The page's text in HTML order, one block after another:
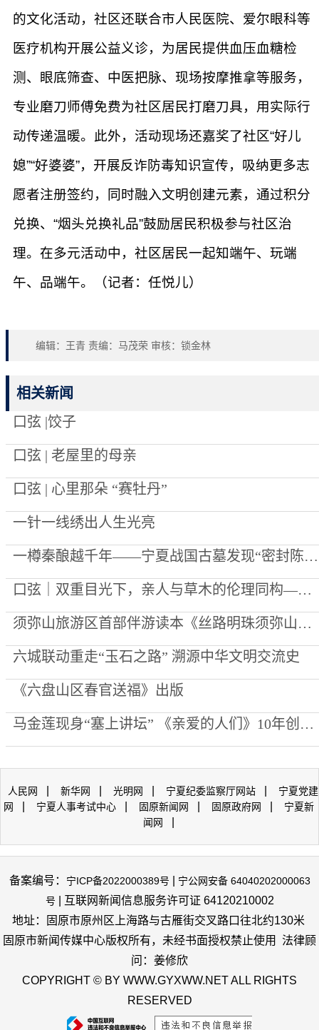
的文化活动，社区还联合市人民医院、爱尔眼科等
医疗机构开展公益义诊，为居民提供血压血糖检
测、眼底筛查、中医把脉、现场按摩推拿等服务，
专业磨刀师傅免费为社区居民打磨刀具，用实际行
动传递温暖。此外，活动现场还嘉奖了社区“好儿
媳”“好婆婆”，开展反诈防毒知识宣传，吸纳更多志
愿者注册签约，同时融入文明创建元素，通过积分
兑换、“烟头兑换礼品”鼓励居民积极参与社区治
理。在多元活动中，社区居民一起知端午、玩端
午、品端午。（记者：任悦儿）
编辑：王青 责编：马茂荣 审核：锁金林
相关新闻
口弦 |饺子
口弦 | 老屋里的母亲
口弦 | 心里那朵 “赛牡丹”
一针一线绣出人生光亮
一樽秦酿越千年——宁夏战国古墓发现“密封陈酿”始末
口弦｜双重目光下，亲人与草木的伦理同构——评李向菊诗集《每一棵草都被深爱过》
须弥山旅游区首部伴游读本《丝路明珠须弥山》出版
六城联动重走“玉石之路” 溯源中华文明交流史
《六盘山区春官送福》出版
马金莲现身“塞上讲坛” 《亲爱的人们》10年创作心路公开
人民网 新华网 光明网 宁夏纪委监察厅网站
宁夏党建
网
宁夏人事考试中心 固原新闻网 固原政府网
宁夏新
闻网
备案编号： 宁ICP备2022000389号
宁公网安备 64040202000063
号 | 互联网新闻信息服务许可证 64120210002
地址：固原市原州区上海路与古雁街交叉路口往北约130米
固原市新闻传媒中心版权所有，未经书面授权禁止使用 法律顾
问：姜修欣
COPYRIGHT © BY WWW.GYXWW.NET ALL RIGHTS
RESERVED